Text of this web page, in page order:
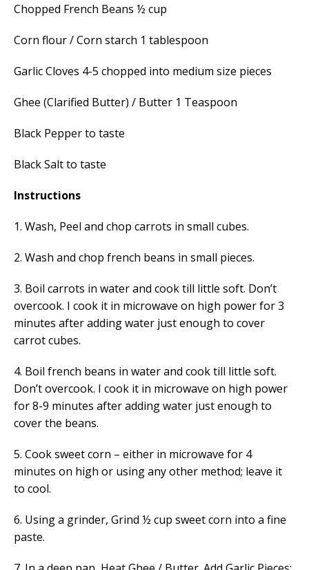
Chopped French Beans ½ cup
Corn flour / Corn starch 1 tablespoon
Garlic Cloves 4-5 chopped into medium size pieces
Ghee (Clarified Butter) / Butter 1 Teaspoon
Black Pepper to taste
Black Salt to taste
Instructions
1. Wash, Peel and chop carrots in small cubes.
2. Wash and chop french beans in small pieces.
3. Boil carrots in water and cook till little soft. Don’t
overcook. I cook it in microwave on high power for 3
minutes after adding water just enough to cover
carrot cubes.
4. Boil french beans in water and cook till little soft.
Don’t overcook. I cook it in microwave on high power
for 8-9 minutes after adding water just enough to
cover the beans.
5. Cook sweet corn – either in microwave for 4
minutes on high or using any other method; leave it
to cool.
6. Using a grinder, Grind ½ cup sweet corn into a fine
paste.